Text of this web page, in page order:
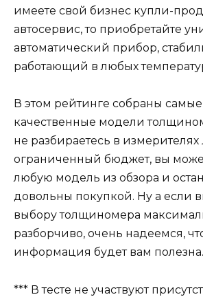
имеете свой бизнес купли-
автосервис, то приобретайте
автоматический прибор,
работающий в любых
В этом рейтинге собраны
качественные модели
не разбираетесь в
ограниченный бюджет, вы
любую модель из обзора и
довольны покупкой. Ну а если
выбору толщиномера
разборчиво, очень надеемся,
информация будет вам полезна.
*** В тесте не участвуют